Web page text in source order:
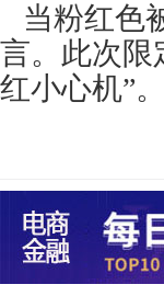
当粉红色
言。此次限
红小心机”。